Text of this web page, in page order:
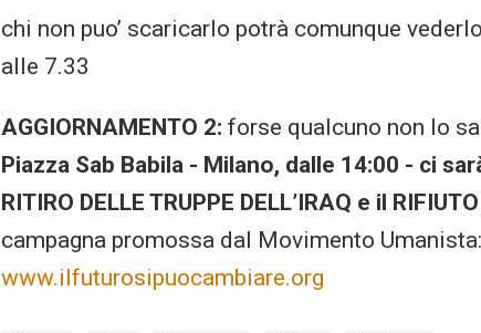
chi non puo’ scaricarlo potrà comunque
alle 7.33
AGGIORNAMENTO 2: forse qualcuno non lo
Piazza Sab Babila - Milano, dalle 14:00 - ci
RITIRO DELLE TRUPPE DELL’IRAQ e il
campagna promossa dal Movimento Umanista:
www.ilfuturosipuocambiare.org